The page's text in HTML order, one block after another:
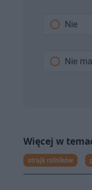
Nie
Nie
strajk rolników